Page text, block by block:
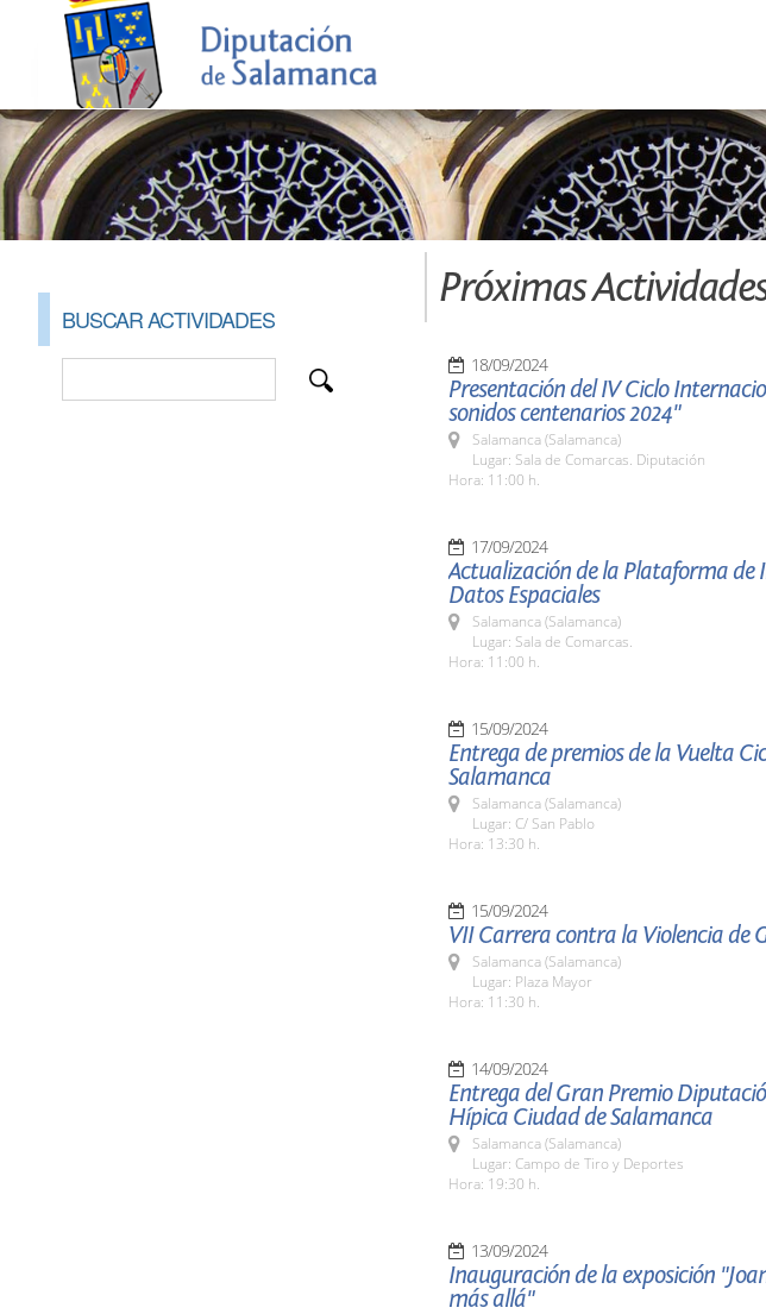
BUSCAR ACTIVIDADES
Próximas
18/09/2024
Presentación del IV Ciclo
sonidos centenarios 2024"
Salamanca (Salamanca)
Lugar: Sala de Comarcas. Diputación
Hora: 11:00 h.
17/09/2024
Actualización de la Plataforma de
Datos Espaciales
Salamanca (Salamanca)
Lugar: Sala de Comarcas.
Hora: 11:00 h.
15/09/2024
Entrega de premios de la Vuelta
Salamanca
Salamanca (Salamanca)
Lugar: C/ San Pablo
Hora: 13:30 h.
15/09/2024
VII Carrera contra la Violencia de
Salamanca (Salamanca)
Lugar: Plaza Mayor
Hora: 11:30 h.
14/09/2024
Entrega del Gran Premio
Hípica Ciudad de Salamanca
Salamanca (Salamanca)
Lugar: Campo de Tiro y Deportes
Hora: 19:30 h.
13/09/2024
Inauguración de la exposición
más allá"